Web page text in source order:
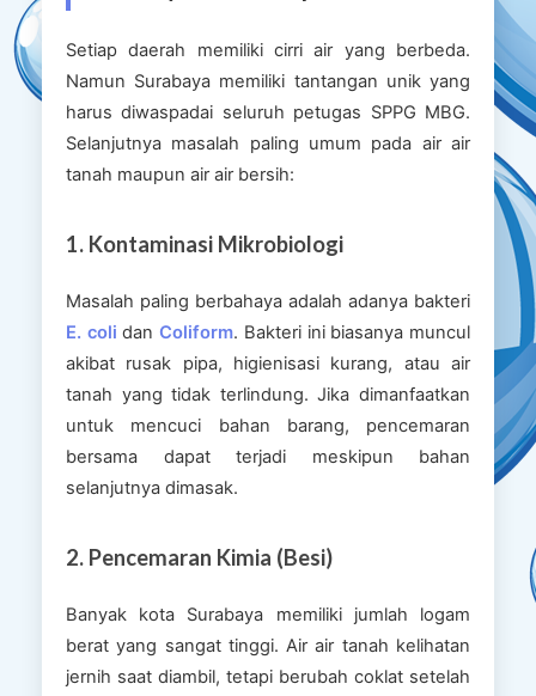
Setiap daerah memiliki cirri air yang berbeda.
Namun Surabaya memiliki tantangan unik yang
harus diwaspadai seluruh petugas SPPG MBG.
Selanjutnya masalah paling umum pada air air
tanah maupun air air bersih:
1. Kontaminasi Mikrobiologi
Masalah paling berbahaya adalah adanya bakteri
E. coli danColiform. Bakteri ini biasanya muncul
akibat rusak pipa, higienisasi kurang, atau air
tanah yang tidak terlindung. Jika dimanfaatkan
untuk mencuci bahan barang, pencemaran
bersama dapat terjadi meskipun bahan
selanjutnya dimasak.
2. Pencemaran Kimia (Besi)
Banyak kota Surabaya memiliki jumlah logam
berat yang sangat tinggi. Air air tanah kelihatan
jernih saat diambil, tetapi berubah coklat setelah